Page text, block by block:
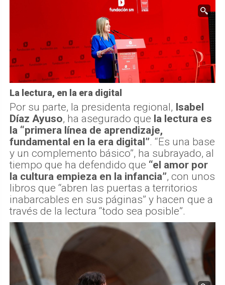
La lectura, en la era digital
Por su parte, la presidenta regional, Isabel
Díaz Ayuso, ha asegurado que la lectura es
la “primera línea de aprendizaje,
fundamental en la era digital”. “Es una base
y un complemento básico”, ha subrayado, al
tiempo que ha defendido que “el amor por
la cultura empieza en la infancia”, con unos
libros que “abren las puertas a territorios
inabarcables en sus páginas” y hacen que a
través de la lectura “todo sea posible”.